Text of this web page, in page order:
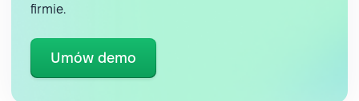
firmie.
Umów demo